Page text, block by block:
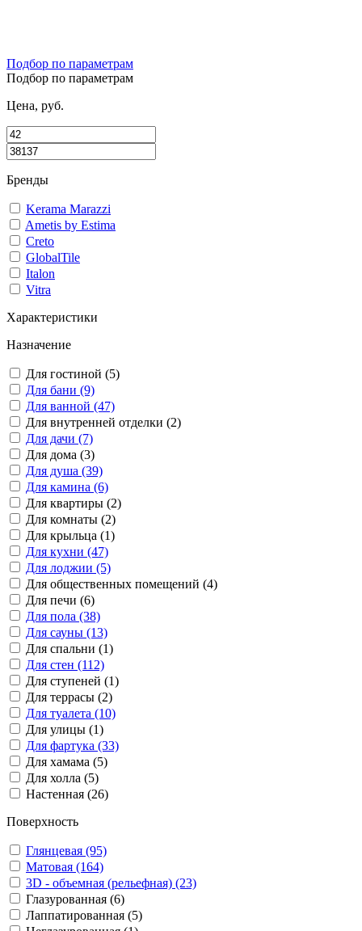
Подбор по параметрам
Подбор по параметрам
Цена, руб.
Бренды
Kerama Marazzi
Ametis by Estima
Creto
GlobalTile
Italon
Vitra
Характеристики
Назначение
Для гостиной (5)
Для бани (9)
Для ванной (47)
Для внутренней отделки (2)
Для дачи (7)
Для дома (3)
Для душа (39)
Для камина (6)
Для квартиры (2)
Для комнаты (2)
Для крыльца (1)
Для кухни (47)
Для лоджии (5)
Для общественных помещений (4)
Для печи (6)
Для пола (38)
Для сауны (13)
Для спальни (1)
Для стен (112)
Для ступеней (1)
Для террасы (2)
Для туалета (10)
Для улицы (1)
Для фартука (33)
Для хамама (5)
Для холла (5)
Настенная (26)
Поверхность
Глянцевая (95)
Матовая (164)
3D - объемная (рельефная) (23)
Глазурованная (6)
Лаппатированная (5)